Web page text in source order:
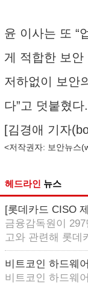
윤 이사는 또 “
게 적합한 보안
저하없이 보안
다”고 덧붙혔다.
[김경애 기자(
<저작권자: 보안뉴스(
헤드라인 뉴스
[롯데카드 CISO
금융감독원이
고와 관련해 롯데
비트코인 하드웨
비트코인 하드웨